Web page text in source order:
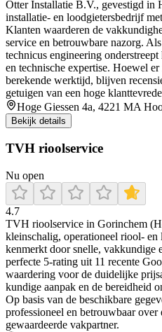
Otter Installatie B.V., gevestigd in
installatie- en loodgietersbedrijf
Klanten waarderen de
service en betrouwbare nazorg.
technicus engineering
en technische expertise. Hoewel
berekende werktijd, blijven
getuigen van een hoge
Hoge Giessen 4a, 4221 MA
Bekijk details
TVH rioolservice
Nu open
4.7
TVH rioolservice in Gorinchem
kleinschalig, operationeel riool-
kenmerkt door snelle, vakkundige
perfecte 5‑rating uit 11 recente
waardering voor de duidelijke
kundige aanpak en de bereidheid
Op basis van de beschikbare
professioneel en betrouwbaar
gewaardeerde vakpartner.